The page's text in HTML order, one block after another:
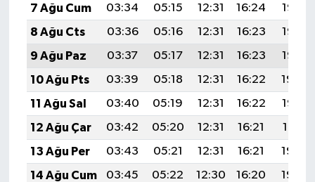
7 Ağu Cum
03:34 05:15 12:31 16:24
19:38
8 Ağu Cts
03:36 05:16 12:31 16:23
19:36
9 Ağu Paz
03:37 05:17 12:31 16:23
19:35
10 Ağu Pts
03:39 05:18 12:31 16:22
19:34
11 Ağu Sal
03:40 05:19 12:31 16:22
19:33
12 Ağu Çar
03:42 05:20 12:31 16:21
19:31
13 Ağu Per
03:43 05:21 12:31 16:21
19:30
14 Ağu Cum
03:45 05:22 12:30 16:20
19:29